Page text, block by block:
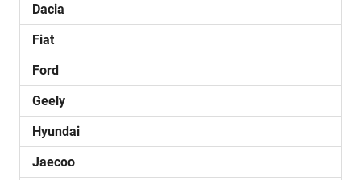
Dacia
Fiat
Ford
Geely
Hyundai
Jaecoo